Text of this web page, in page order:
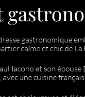
gastronomique
calme et chic de La
Iacono et son
une cuisine